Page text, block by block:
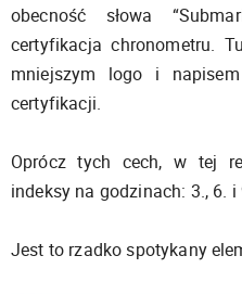
obecność słowa
certyfikacja chronometru.
mniejszym logo i
certyfikacji.
Oprócz tych cech, w tej
indeksy na godzinach: 3., 6. i
Jest to rzadko spotykany